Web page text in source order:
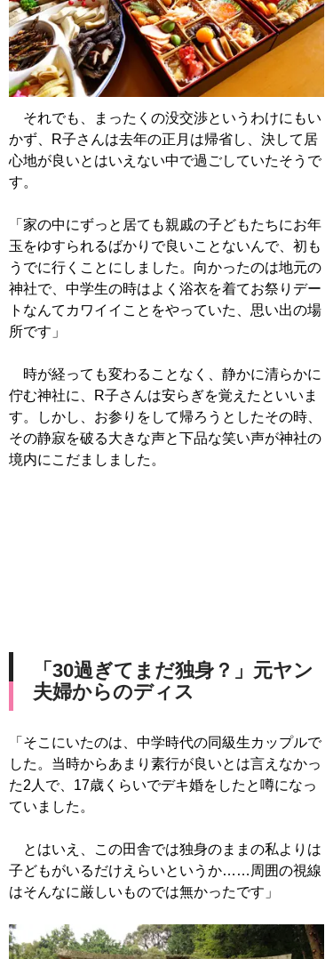
それでも、まったくの没交渉というわけにもい
かず、R子さんは去年の正月は帰省し、決して居
心地が良いとはいえない中で過ごしていたそうで
す。
「家の中にずっと居ても親戚の子どもたちにお年
玉をゆすられるばかりで良いことないんで、初も
うでに行くことにしました。向かったのは地元の
神社で、中学生の時はよく浴衣を着てお祭りデー
トなんてカワイイことをやっていた、思い出の場
所です」
時が経っても変わることなく、静かに清らかに
佇む神社に、R子さんは安らぎを覚えたといいま
す。しかし、お参りをして帰ろうとしたその時、
その静寂を破る大きな声と下品な笑い声が神社の
境内にこだましました。
「30過ぎてまだ独身？」元ヤン
夫婦からのディス
「そこにいたのは、中学時代の同級生カップルで
した。当時からあまり素行が良いとは言えなかっ
た2人で、17歳くらいでデキ婚をしたと噂になっ
ていました。
とはいえ、この田舎では独身のままの私よりは
子どもがいるだけえらいというか……周囲の視線
はそんなに厳しいものでは無かったです」